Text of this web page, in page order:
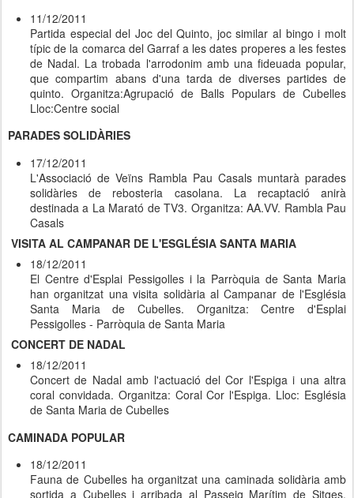
11/12/2011
Partida especial del Joc del Quinto, joc similar al bingo i molt
típic de la comarca del Garraf a les dates properes a les festes
de Nadal. La trobada l'arrodonim amb una fideuada popular,
que compartim abans d'una tarda de diverses partides de
quinto. Organitza:Agrupació de Balls Populars de Cubelles
Lloc:Centre social
PARADES SOLIDÀRIES
17/12/2011
L'Associació de Veïns Rambla Pau Casals muntarà parades
solidàries de rebosteria casolana. La recaptació anirà
destinada a La Marató de TV3. Organitza: AA.VV. Rambla Pau
Casals
VISITA AL CAMPANAR DE L'ESGLÉSIA SANTA MARIA
18/12/2011
El Centre d'Esplai Pessigolles i la Parròquia de Santa Maria
han organitzat una visita solidària al Campanar de l'Església
Santa Maria de Cubelles. Organitza: Centre d'Esplai
Pessigolles - Parròquia de Santa Maria
CONCERT DE NADAL
18/12/2011
Concert de Nadal amb l'actuació del Cor l'Espiga i una altra
coral convidada. Organitza: Coral Cor l'Espiga. Lloc: Església
de Santa Maria de Cubelles
CAMINADA POPULAR
18/12/2011
Fauna de Cubelles ha organitzat una caminada solidària amb
sortida a Cubelles i arribada al Passeig Marítim de Sitges.